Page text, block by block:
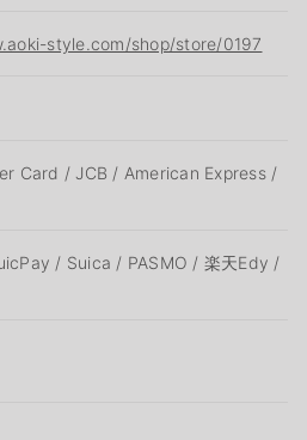
style.com/shop/store/0197
Card / JCB / American Express /
/ Suica / PASMO / 楽天Edy /